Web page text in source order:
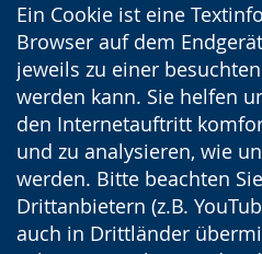
Ein Cookie ist eine
Browser auf dem
jeweils zu einer
werden kann. Sie helfen
den Internetauftritt
und zu analysieren, wie
werden. Bitte beachten
Drittanbietern (z.B.
auch in Drittländer